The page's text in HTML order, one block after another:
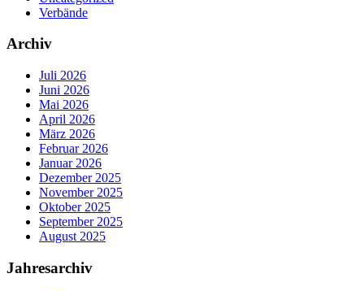
Verbände
Archiv
Juli 2026
Juni 2026
Mai 2026
April 2026
März 2026
Februar 2026
Januar 2026
Dezember 2025
November 2025
Oktober 2025
September 2025
August 2025
Jahresarchiv